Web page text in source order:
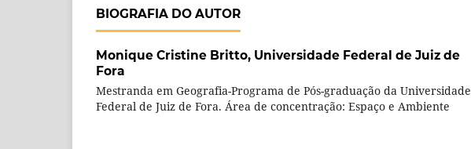
BIOGRAFIA DO AUTOR
Monique Cristine Britto, Universidade Federal de Juiz de
Fora
Mestranda em Geografia-Programa de Pós-graduação da Universidade
Federal de Juiz de Fora. Área de concentração: Espaço e Ambiente